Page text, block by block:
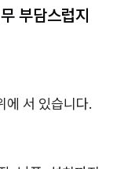
부담스럽지
에 서 있습니다.